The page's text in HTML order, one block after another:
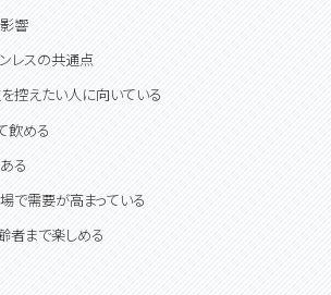
響
レスの共通点
控えたい人に向いている
飲める
る
で需要が高まっている
者まで楽しめる